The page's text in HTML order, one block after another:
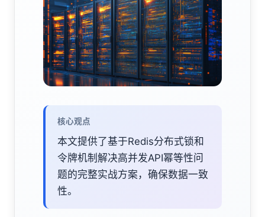
核心观点
本文提供了基于Redis分布式锁和
令牌机制解决高并发API幂等性问
题的完整实战方案，确保数据一致
性。